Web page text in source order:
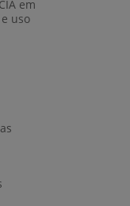
em
uso